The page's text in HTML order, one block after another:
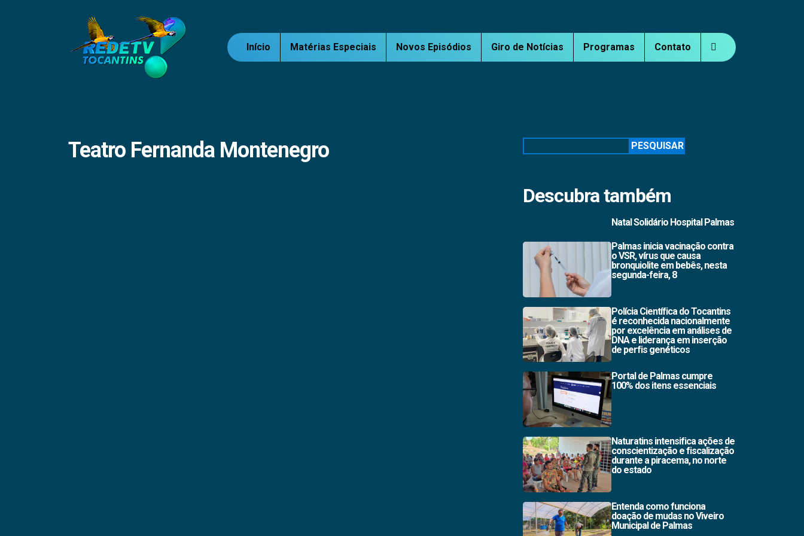
Início Matérias Especiais Novos Episódios Giro de Notícias Programas Contato
Teatro Fernanda Montenegro PESQUISAR
Descubra também
Natal Solidário Hospital Palmas
Palmas inicia vacinação contra
o VSR, vírus que causa
bronquiolite em bebês, nesta
segunda-feira, 8
Polícia Científica do Tocantins
é reconhecida nacionalmente
por excelência em análises de
DNA e liderança em inserção
de perfis genéticos
Portal de Palmas cumpre
100% dos itens essenciais
Naturatins intensifica ações de
conscientização e fiscalização
durante a piracema, no norte
do estado
Entenda como funciona
doação de mudas no Viveiro
Municipal de Palmas